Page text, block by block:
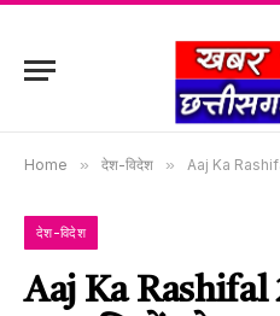
Home » देश-विदेश » Aaj Ka Rashifal 20 July 2025:
देश-विदेश
Aaj Ka Rashifal